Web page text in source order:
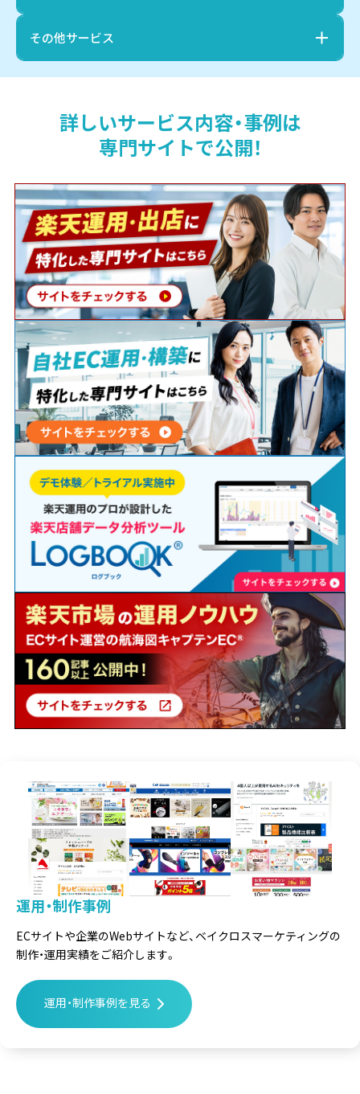
その他サービス
詳しいサービス内容・事例は
専門サイトで公開！
運用・制作事例
ECサイトや企業のWebサイトなど、 ベイクロスマーケティングの
制作・運用実績をご紹介します。
運用・制作事例を見る